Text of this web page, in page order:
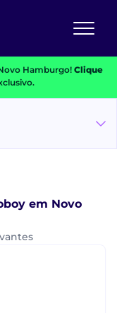
Hamburgo! Clique
em Novo